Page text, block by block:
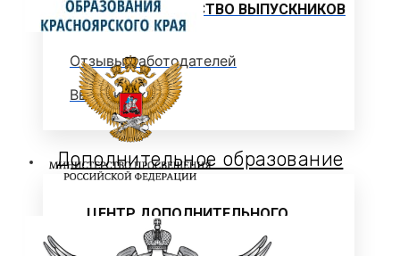
ТРУДОУСТРОЙСТВО ВЫПУСКНИКОВ
Отзывы работодателей
Выпускники
Дополнительное образование
ЦЕНТР ДОПОЛНИТЕЛЬНОГО
ОБРАЗОВАНИЯ